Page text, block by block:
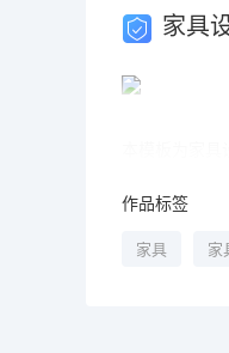
家具
本模板为家
作品标签
家具 家